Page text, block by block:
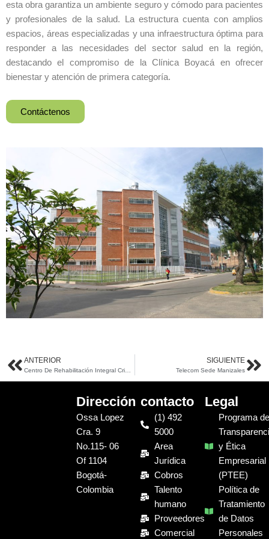
esta obra garantiza un ambiente seguro y cómodo para pacientes
y profesionales de la salud. La estructura cuenta con amplios
espacios, áreas especializadas y una infraestructura óptima para
responder a las necesidades del sector salud en la región,
destacando el compromiso de la Clínica Boyacá en ofrecer
bienestar y atención de primera categoría.
Contáctenos
AntANTERIOR SIGUIENTE
Telecom Sede Manizales
Dirección
Ossa Lopez
Cra. 9
No.115- 06
Of 1104
Bogotá-
Colombia
contacto
(1) 492
5000
Area
Jurídica
Cobros
Talento
humano
Proveedores
Comercial
Legal
Programa de
y Ética
Empresarial
(PTEE)
Política de
Tratamiento
de Datos
Personales